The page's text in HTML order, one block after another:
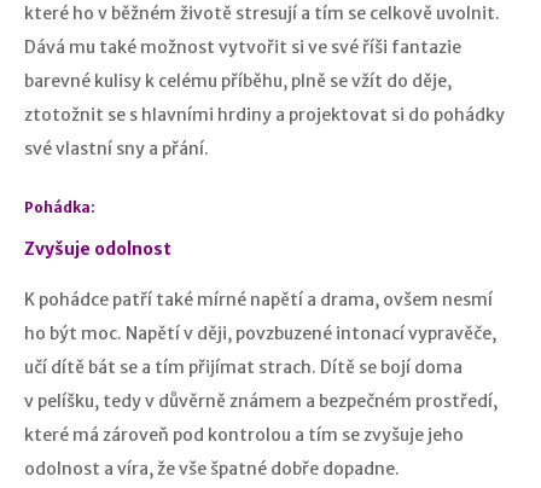
které ho v běžném životě stresují a tím se celkově uvolnit.
Dává mu také možnost vytvořit si ve své říši fantazie
barevné kulisy k celému příběhu, plně se vžít do děje,
ztotožnit se s hlavními hrdiny a projektovat si do pohádky
své vlastní sny a přání.
Pohádka:
Zvyšuje odolnost
K pohádce patří také mírné napětí a drama, ovšem nesmí
ho být moc. Napětí v ději, povzbuzené intonací vypravěče,
učí dítě bát se a tím přijímat strach. Dítě se bojí doma
v pelíšku, tedy v důvěrně známem a bezpečném prostředí,
které má zároveň pod kontrolou a tím se zvyšuje jeho
odolnost a víra, že vše špatné dobře dopadne.